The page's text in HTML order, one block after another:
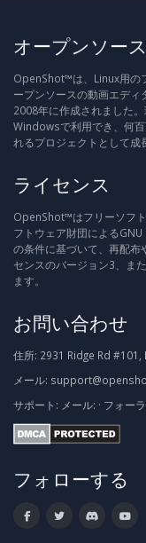
オープンソース
OpenShot™は、Linux用の
ープンソースの動画エディ
2008年に作成されました。
Windowsで利用でき、何
れるプロジェクトとして成
ライセンス
OpenShot™はフリーソフ
フトウェア財団による
の条件に基づいて、再配布
センスのバージョン3、ま
ます。
お問い合わせ
住所: 2931 Ridge Rd
メール:
サポート: メール: · フォー
フォローする